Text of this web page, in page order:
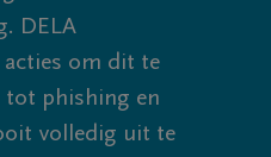
DELA
acties om dit te
tot phishing en
volledig uit te